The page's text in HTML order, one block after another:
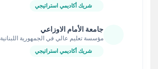
شريك أكاديمي استراتيجي
جامعة الأمام الاوزاعي
مؤسسة تعليم عالي في الجمهورية اللبنانية
شريك أكاديمي استراتيجي